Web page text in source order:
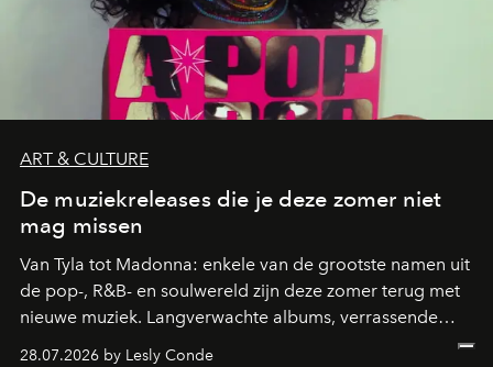
ART & CULTURE
De muziekreleases die je deze zomer niet
mag missen
Van Tyla tot Madonna: enkele van de grootste namen uit
de pop-, R&B- en soulwereld zijn deze zomer terug met
nieuwe muziek. Langverwachte albums, verrassende
comebacks en veelbelovende nieuwe projecten: dit zijn
28.07.2026 by Lesly Conde